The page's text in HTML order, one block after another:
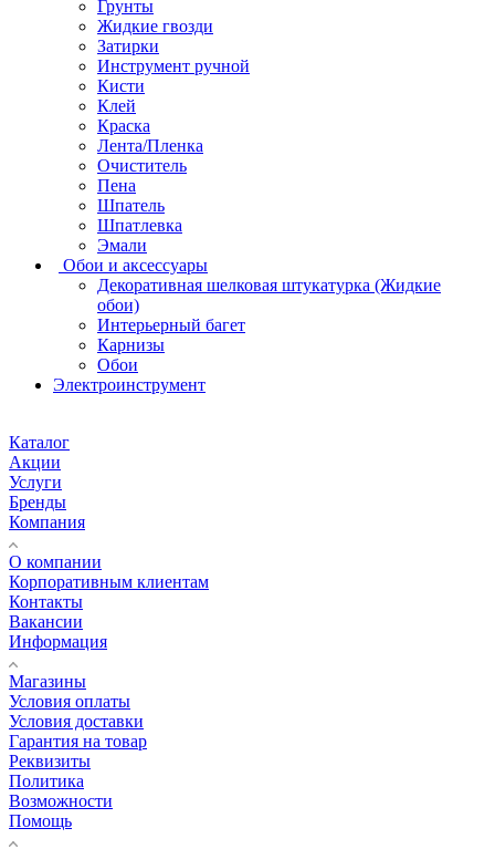
Грунты
Жидкие гвозди
Затирки
Инструмент ручной
Кисти
Клей
Краска
Лента/Пленка
Очиститель
Пена
Шпатель
Шпатлевка
Эмали
Обои и аксессуары
Декоративная шелковая штукатурка (Жидкие
обои)
Интерьерный багет
Карнизы
Обои
Электроинструмент
Каталог
Акции
Услуги
Бренды
Компания
О компании
Корпоративным клиентам
Контакты
Вакансии
Информация
Магазины
Условия оплаты
Условия доставки
Гарантия на товар
Реквизиты
Политика
Возможности
Помощь